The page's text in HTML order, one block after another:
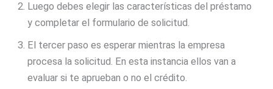
Luego debes elegir las características del préstamo
y completar el formulario de solicitud.
El tercer paso es esperar mientras la empresa
procesa la solicitud. En esta instancia ellos van a
evaluar si te aprueban o no el crédito.